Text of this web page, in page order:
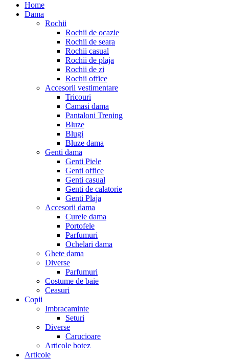
Home
Dama
Rochii
Rochii de ocazie
Rochii de seara
Rochii casual
Rochii de plaja
Rochii de zi
Rochii office
Accesorii vestimentare
Tricouri
Camasi dama
Pantaloni Trening
Bluze
Blugi
Bluze dama
Genti dama
Genti Piele
Genti office
Genti casual
Genti de calatorie
Genti Plaja
Accesorii dama
Curele dama
Portofele
Parfumuri
Ochelari dama
Ghete dama
Diverse
Parfumuri
Costume de baie
Ceasuri
Copii
Imbracaminte
Seturi
Diverse
Carucioare
Articole botez
Articole